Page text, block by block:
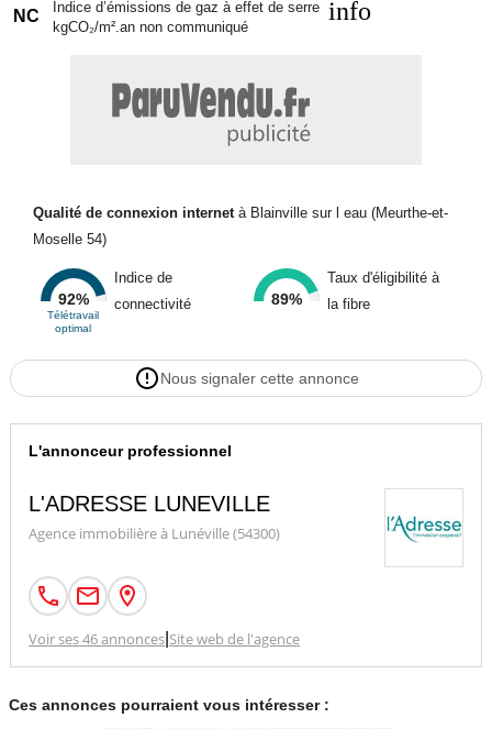
NC
Indice d’émissions de gaz à effet de serre
kgCO₂/m².an non communiqué
info
Qualité de connexion internetà Blainville sur l eau (Meurthe-et-
Moselle 54)
92%
Télétravail
optimal
Indice de
connectivité
89%
Taux d'éligibilité à
la fibre
Nous signaler cette annonce
L'annonceur professionnel
L'ADRESSE LUNEVILLE
Agence immobilière à Lunéville (54300)
Voir ses 46 annonces| Site web de l'agence
Ces annonces pourraient vous intéresser :